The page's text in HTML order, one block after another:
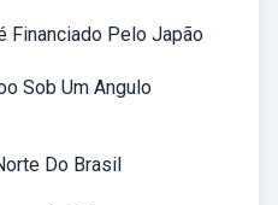
Financiado Pelo Japão
Sob Um Angulo
Do Brasil